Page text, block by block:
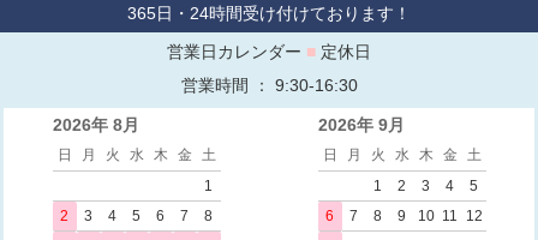
365日・24時間受け付けております！
営業日カレンダー ■ 定休日
営業時間 ： 9:30-16:30
2026年 8月
日 月 火 水 木 金
土
1
2
3 4 5 6 7
8
2026年 9月
日 月 火 水 木 金
土
1
2 3 4
5
6
7 8 9 10 11
12